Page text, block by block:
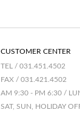
CUSTOMER CENTER
TEL / 031.451.4502
FAX / 031.421.4502
AM 9:30 - PM 6:30 /
SAT, SUN, HOLIDAY